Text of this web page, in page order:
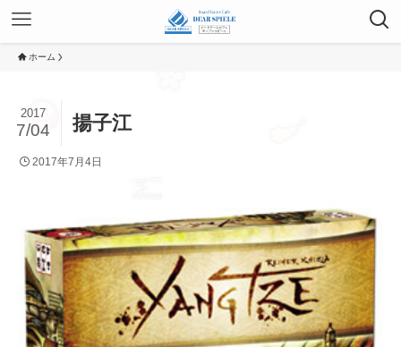
ホーム
揚子江
2017
7/04
2017年7月4日